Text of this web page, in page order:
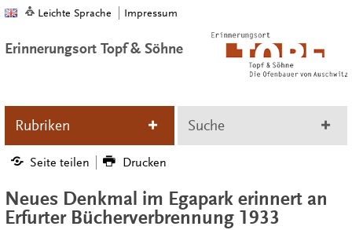
Leichte Sprache Impressum
Erinnerungsort Topf & Söhne
Rubriken Suche
Seite teilen Drucken
Neues Denkmal im Egapark erinnert an
Erfurter Bücherverbrennung 1933